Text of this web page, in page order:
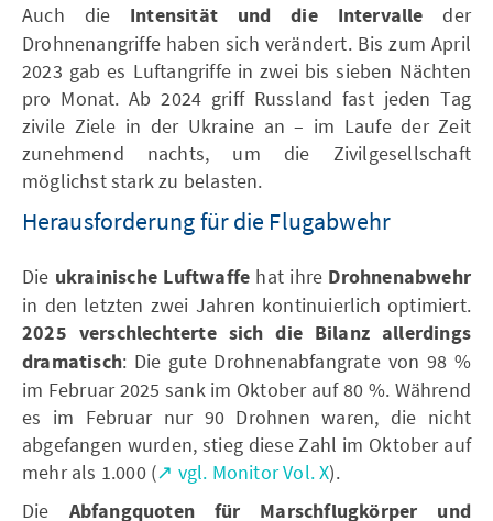
Auch die Intensität und die Intervalle der
Drohnenangriffe haben sich verändert. Bis zum April
2023 gab es Luftangriffe in zwei bis sieben Nächten
pro Monat. Ab 2024 griff Russland fast jeden Tag
zivile Ziele in der Ukraine an – im Laufe der Zeit
zunehmend nachts, um die Zivilgesellschaft
möglichst stark zu belasten.
Herausforderung für die Flugabwehr
Die ukrainische Luftwaffe hat ihre Drohnenabwehr
in den letzten zwei Jahren kontinuierlich optimiert.
2025 verschlechterte sich die Bilanz allerdings
dramatisch: Die gute Drohnenabfangrate von 98 %
im Februar 2025 sank im Oktober auf 80 %. Während
es im Februar nur 90 Drohnen waren, die nicht
abgefangen wurden, stieg diese Zahl im Oktober auf
mehr als 1.000 (↗ vgl. Monitor Vol. X).
Die Abfangquoten für Marschflugkörper und